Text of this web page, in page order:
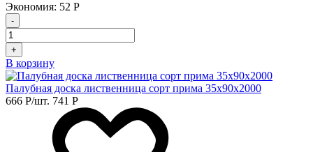
Экономия: 52 Р
-
+
В корзину
Палубная доска лиственница сорт прима 35х90х2000
666 Р/шт. 741 Р